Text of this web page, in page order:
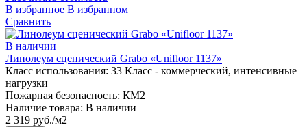
В избранное В избранном
Сравнить
В наличии
Линолеум сценический Grabo «Unifloor 1137»
Класс использования: 33 Класс - коммерческий, интенсивные
нагрузки
Пожарная безопасность: КМ2
Наличие товара: В наличии
2 319 руб./м2